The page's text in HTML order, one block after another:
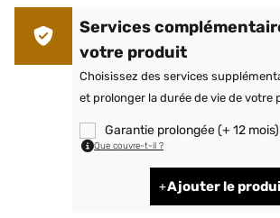
Services
votre produit
Choisissez des services
et prolonger la durée de vie de votre
Garantie prolongée (+ 12 mois)
Que couvre-t-il ?
Ajouter le